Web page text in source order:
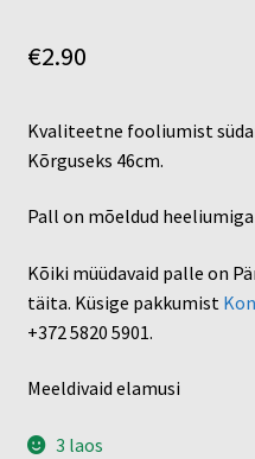
€2.90
Kvaliteetne fooliumist
Kõrguseks 46cm.
Pall on mõeldud
Kõiki müüdavaid palle on
täita. Küsige pakkumist
+372 5820 5901.
Meeldivaid elamusi
3 laos